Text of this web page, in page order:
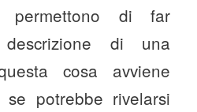
permettono di far
di una
cosa avviene
se potrebbe rivelarsi